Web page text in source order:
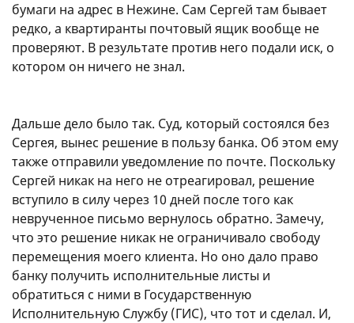
бумаги на адрес в Нежине. Сам Сергей там бывает
редко, а квартиранты почтовый ящик вообще не
проверяют. В результате против него подали иск, о
котором он ничего не знал.
Дальше дело было так. Суд, который состоялся без
Сергея, вынес решение в пользу банка. Об этом ему
также отправили уведомление по почте. Поскольку
Сергей никак на него не отреагировал, решение
вступило в силу через 10 дней после того как
неврученное письмо вернулось обратно. Замечу,
что это решение никак не ограничивало свободу
перемещения моего клиента. Но оно дало право
банку получить исполнительные листы и
обратиться с ними в Государственную
Исполнительную Службу (ГИС), что тот и сделал. И,